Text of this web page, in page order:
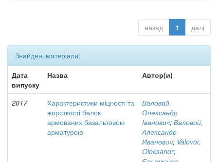
назад 1 далі
Знайдені матеріали:
Дата
випуску
Назва Автор(и)
2017
Характеристики міцності та
жорсткості балок
армованих базальтовою
арматурою
Валовой,
Олександр
Іванович; Валовой,
Александр
Иванович; Valovoi,
Oleksandr;